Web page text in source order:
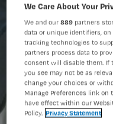
We Care About Your
We and our889 partners
data or unique identifiers,
tracking technologies to
partners process data to
consent will disable them. If
you see may not be as
change your choices or
Manage Preferences link on
have effect within our
Policy. Privacy Statement